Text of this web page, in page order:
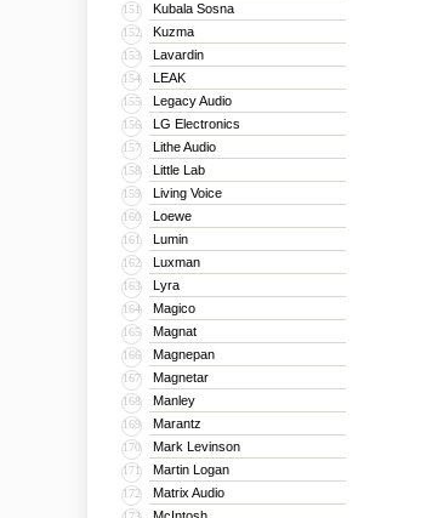
151 Kubala Sosna
152 Kuzma
153 Lavardin
154 LEAK
155 Legacy Audio
156 LG Electronics
157 Lithe Audio
158 Little Lab
159 Living Voice
160 Loewe
161 Lumin
162 Luxman
163 Lyra
164 Magico
165 Magnat
166 Magnepan
167 Magnetar
168 Manley
169 Marantz
170 Mark Levinson
171 Martin Logan
172 Matrix Audio